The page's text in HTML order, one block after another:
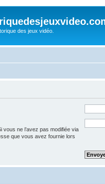
des jeux vidéo.
ne l’avez pas modifiée via
que vous avez fournie lors